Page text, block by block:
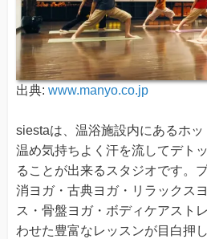
出典: www.manyo.co.jp
siestaは、温浴施設内にあるホ
温め気持ちよく汗を流してデト
ることが出来るスタジオです。
消ヨガ・古典ヨガ・リラックス
ス・骨盤ヨガ・ボディケアスト
わせた豊富なレッスンが目白押し